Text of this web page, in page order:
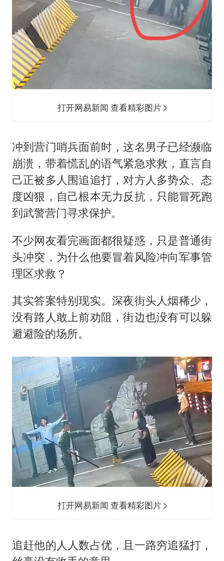
打开网易新闻 查看精彩图片
冲到营门哨兵面前时，这名男子已经濒临
崩溃，带着慌乱的语气紧急求救，直言自
己正被多人围追追打，对方人多势众、态
度凶狠，自己根本无力反抗，只能冒死跑
到武警营门寻求保护。
不少网友看完画面都很疑惑，只是普通街
头冲突，为什么他要冒着风险冲向军事管
理区求救？
其实答案特别现实。深夜街头人烟稀少，
没有路人敢上前劝阻，街边也没有可以躲
避避险的场所。
打开网易新闻 查看精彩图片
追赶他的人人数占优，且一路穷追猛打，